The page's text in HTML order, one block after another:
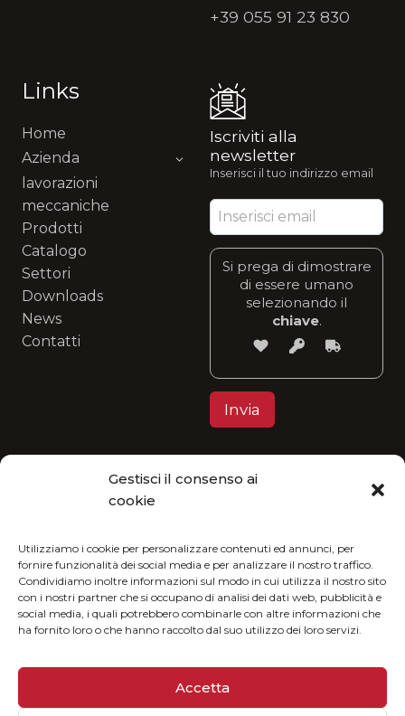
Gestisci il consenso ai
cookie
Utilizziamo i cookie per personalizzare contenuti ed annunci, per
fornire funzionalità dei social media e per analizzare il nostro traffico.
Condividiamo inoltre informazioni sul modo in cui utilizza il nostro sito
con i nostri partner che si occupano di analisi dei dati web, pubblicità e
social media, i quali potrebbero combinarle con altre informazioni che
ha fornito loro o che hanno raccolto dal suo utilizzo dei loro servizi.
Accetta
+39 055 91 23 830
Links
Home
Azienda
lavorazioni
meccaniche
Prodotti
Catalogo
Settori
Downloads
News
Contatti
Iscriviti alla
newsletter
Inserisci il tuo indirizzo email
Si prega di dimostrare
di essere umano
selezionando il
chiave.
friendly: fruisci del nostro catalogo in formato
digitale e riduci l’impatto ambientale.